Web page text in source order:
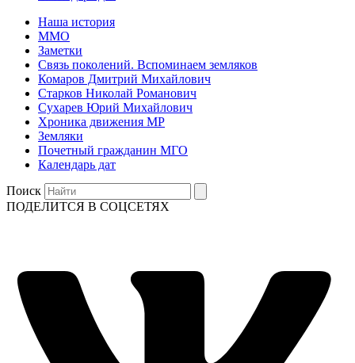
Наша история
ММО
Заметки
Связь поколений. Вспоминаем земляков
Комаров Дмитрий Михайлович
Старков Николай Романович
Сухарев Юрий Михайлович
Хроника движения МР
Земляки
Почетный гражданин МГО
Календарь дат
Поиск
ПОДЕЛИТСЯ В СОЦСЕТЯХ